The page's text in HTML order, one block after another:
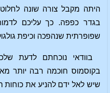
היתה מקבל צורה שונה
בגדר כפפה. כך עליכם
שפופרתית שנהפכה וכיפת
בוודאי נוכחתם לדעת
בקוסמוס חוכמה רבה יותר
שיש לאל ידם להניע את כוחות